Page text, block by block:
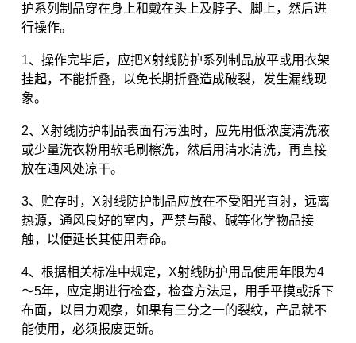
护系列制品穿在身上和戴在头上及脖子、脚上，然后进
行操作。
1、操作完毕后，应把X射线防护系列制品放平或用衣架
挂起，不能折叠，以免长期折叠造成破裂，发生漏线现
象。
2、X射线防护制品表面有污浊时，应先用低浓度清洗液
或少量洗衣粉用软毛刷檫洗，然后用清水清洗，再直接
放在通风处凉干。
3、贮存时，X射线防护制品应放在不受阳光直射，远离
热源，通风良好的室内，严禁与酸、碱等化学物品接
触，以便延长其使用寿命。
4、根据相关标准中规定，X射线防护用品使用年限为4
～5年，应定期进行检查，检查方法是，用手平摸或拆下
布面，以目力观察，如果有三分之一的裂纹，产品就不
能使用，必须报废更新。